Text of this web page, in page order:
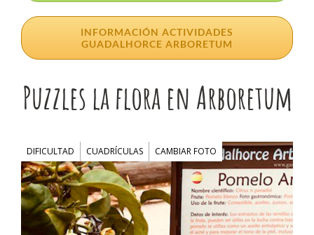
INFORMACIÓN ACTIVIDADES
GUADALHORCE ARBORETUM
Puzzles la flora en Arboretum
DIFICULTAD CUADRÍCULAS CAMBIAR FOTO